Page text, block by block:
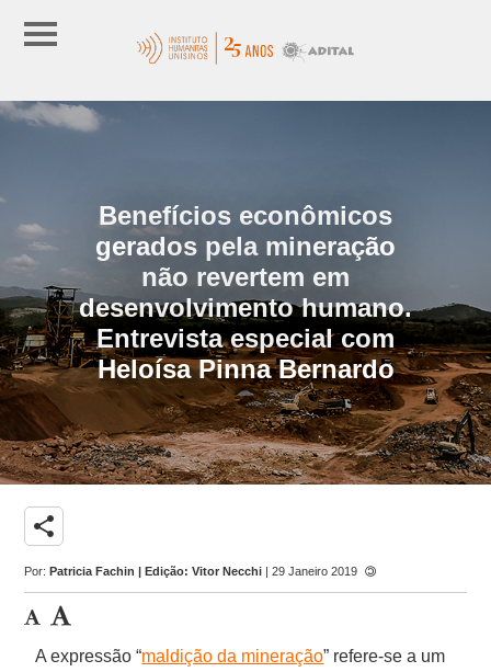
Benefícios econômicos
gerados pela mineração
não revertem em
desenvolvimento humano.
Entrevista especial com
Heloísa Pinna Bernardo
share
Por:Patricia Fachin | Edição: Vitor Necchi | 29 Janeiro 2019
A expressão “maldição da mineração” refere-se a um